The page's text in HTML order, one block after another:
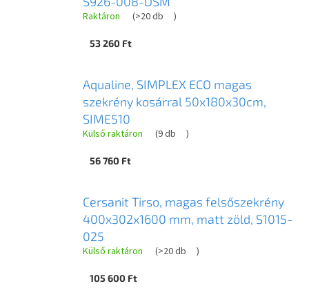
Raktáron (>20 db )
53 260 Ft
Aqualine, SIMPLEX ECO magas
szekrény kosárral 50x180x30cm,
SIME510
Külső raktáron (9 db )
56 760 Ft
Cersanit Tirso, magas felsőszekrény
400x302x1600 mm, matt zöld, S1015-
025
Külső raktáron (>20 db )
105 600 Ft